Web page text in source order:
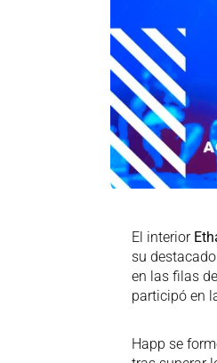
El interior
su
en las filas
participó en
Happ se